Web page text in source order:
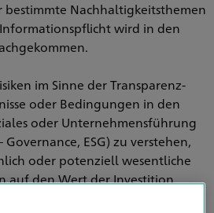
Nachhaltigkeitsthemen
wird in den
im Sinne der Transparenz-
oder Bedingungen in den
oder Unternehmensführung
ESG) zu verstehen,
oder potenziell wesentliche
auf den Wert der Investition